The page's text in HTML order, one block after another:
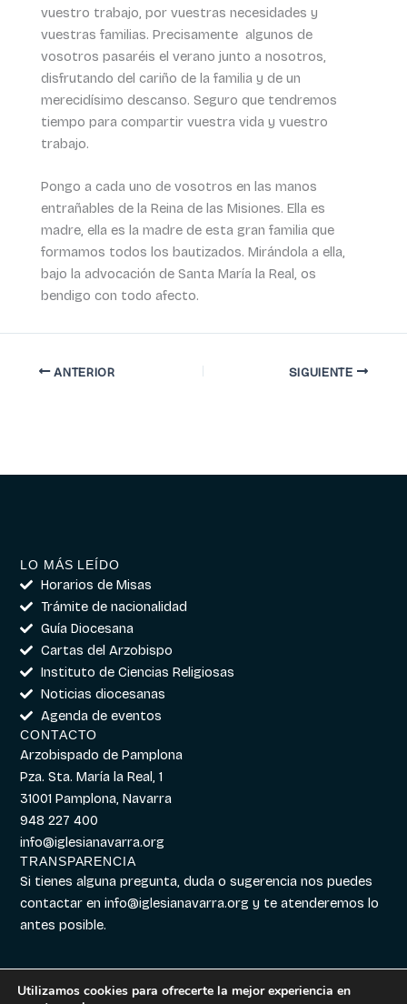
vuestro trabajo, por vuestras necesidades y
vuestras familias. Precisamente algunos de
vosotros pasaréis el verano junto a nosotros,
disfrutando del cariño de la familia y de un
merecidísimo descanso. Seguro que tendremos
tiempo para compartir vuestra vida y vuestro
trabajo.
Pongo a cada uno de vosotros en las manos
entrañables de la Reina de las Misiones. Ella es
madre, ella es la madre de esta gran familia que
formamos todos los bautizados. Mirándola a ella,
bajo la advocación de Santa María la Real, os
bendigo con todo afecto.
ANTERIOR SIGUIENTE
LO MÁS LEÍDO
Horarios de Misas
Trámite de nacionalidad
Guía Diocesana
Cartas del Arzobispo
Instituto de Ciencias Religiosas
Noticias diocesanas
Agenda de eventos
CONTACTO
Arzobispado de Pamplona
Pza. Sta. María la Real, 1
31001 Pamplona, Navarra
948 227 400
info@iglesianavarra.org
TRANSPARENCIA
Si tienes alguna pregunta, duda o sugerencia nos puedes
contactar eninfo@iglesianavarra.org y te atenderemos lo
antes posible.
Utilizamos cookies para ofrecerte la mejor experiencia en